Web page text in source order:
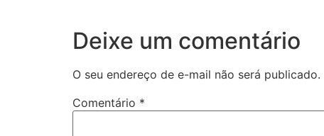
Deixe um comentário
O seu endereço de e-mail não será publicado.
Comentário *